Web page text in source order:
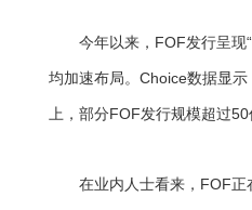
今年以来，FOF发行呈现“
均加速布局。Choice数据显
上，部分FOF发行规模超过
在业内人士看来，FOF正在